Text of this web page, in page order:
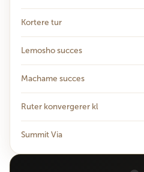
Kortere tur
Lemosho succes
Machame succes
Ruter konvergerer kl
Summit Via